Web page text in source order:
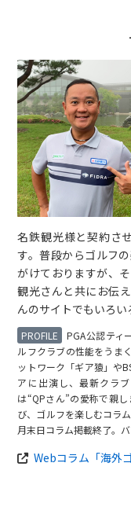
名鉄観光様と契約さ
す。普段からゴルフ
がけておりますが、
観光さんと共にお伝
んのサイトでもいろい
PGA公認ティ
ルフクラブの性能をうま
ットワーク「ギア猿」や
アに出演し、最新クラ
は“QPさん”の愛称で親
び、ゴルフを楽しむコラ
月末日コラム掲載終了。
Webコラム「海外